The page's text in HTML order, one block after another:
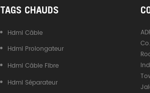
TAGS CHAUDS
Hdmi Câble
Hdmi Prolongateur
Hdmi Câble Fibre
Hdmi Séparateur